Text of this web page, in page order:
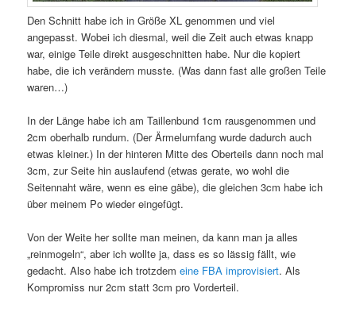
Den Schnitt habe ich in Größe XL genommen und viel
angepasst. Wobei ich diesmal, weil die Zeit auch etwas knapp
war, einige Teile direkt ausgeschnitten habe. Nur die kopiert
habe, die ich verändern musste. (Was dann fast alle großen Teile
waren…)
In der Länge habe ich am Taillenbund 1cm rausgenommen und
2cm oberhalb rundum. (Der Ärmelumfang wurde dadurch auch
etwas kleiner.) In der hinteren Mitte des Oberteils dann noch mal
3cm, zur Seite hin auslaufend (etwas gerate, wo wohl die
Seitennaht wäre, wenn es eine gäbe), die gleichen 3cm habe ich
über meinem Po wieder eingefügt.
Von der Weite her sollte man meinen, da kann man ja alles
„reinmogeln“, aber ich wollte ja, dass es so lässig fällt, wie
gedacht. Also habe ich trotzdemeine FBA improvisiert. Als
Kompromiss nur 2cm statt 3cm pro Vorderteil.